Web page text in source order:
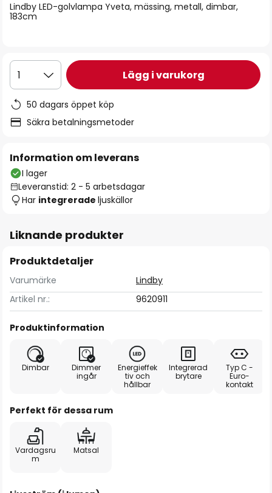
Lindby LED-golvlampa Yveta, mässing, metall, dimbar,
183cm
1 Lägg i varukorg
50 dagars öppet köp
Säkra betalningsmetoder
Information om leverans
I lager
Leveranstid: 2 - 5 arbetsdagar
Har integrerade ljuskällor
Liknande produkter
Produktdetaljer
Varumärke
Lindby
Artikel nr.:
9620911
Produktinformation
Dimbar
Dimmer
ingår
Energieffek
tiv och
hållbar
Integrerad
brytare
Typ C -
Euro-
kontakt
Perfekt för dessa rum
Vardagsru
m
Matsal